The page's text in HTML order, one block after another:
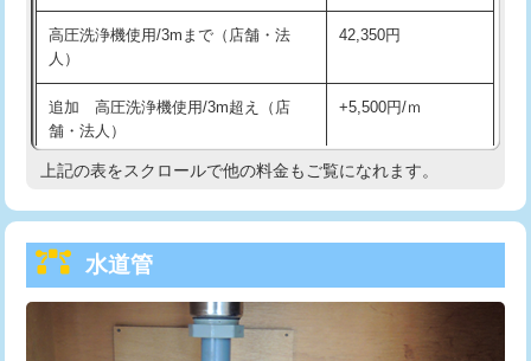
給水管工事※（土の掘削・埋め戻し作
業)
11,000円
給水管工事※（塩ビ管（VP・HI）使
用/3ｍまで)
33,000円
給水管工事※（塩ビ管（VP・HI）使
+8,800円
給水管工事※（ライニング鋼管・銅
管・ポリ管・HT管使用/3ｍまで)
給水管工事※（ライニング鋼管・銅
管・ポリ管・HT管使用/3ｍ超え)
高圧洗浄機使用/3mまで（店舗・法
人）
42,350円
追加 高圧洗浄機使用/3m超え（店
舗・法人）
+5,500円/ｍ
高度高圧洗浄換 現地調査
トーラー機使用/3mまで
追加トーラー機使用/3m超え
上記の表をスクロールで他の料金もご覧になれます。
水道管